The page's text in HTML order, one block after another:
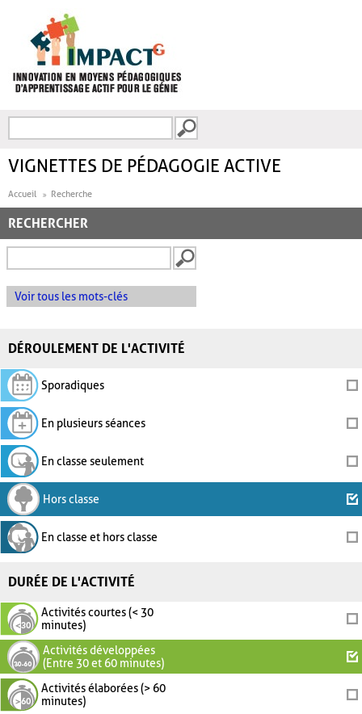
FORMULAIRE DE
VIGNETTES DE PÉDAGOGIE ACTIVE
Accueil Recherche
RECHERCHER
Voir tous les mots-clés
DÉROULEMENT DE L'ACTIVITÉ
Sporadiques
En plusieurs séances
En classe seulement
Hors classe
En classe et hors classe
DURÉE DE L'ACTIVITÉ
Activités courtes (< 30
minutes)
Activités développées
(Entre 30 et 60 minutes)
Activités élaborées (> 60
minutes)